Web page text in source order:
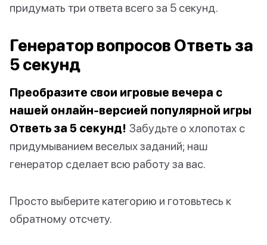
придумать три ответа всего за 5 секунд.
Генератор вопросов Ответь за
5 секунд
Преобразите свои игровые вечера с
нашей онлайн-версией популярной игры
Ответь за 5 секунд! Забудьте о хлопотах с
придумыванием веселых заданий; наш
генератор сделает всю работу за вас.
Просто выберите категорию и готовьтесь к
обратному отсчету.